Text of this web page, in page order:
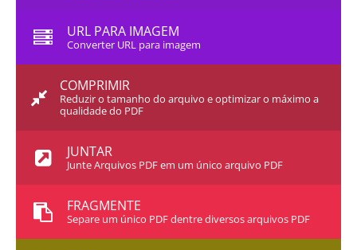
URL PARA IMAGEM
Converter URL para imagem
COMPRIMIR
Reduzir o tamanho do arquivo e optimizar o máximo a
qualidade do PDF
JUNTAR
Junte Arquivos PDF em um único arquivo PDF
FRAGMENTE
Separe um único PDF dentre diversos arquivos PDF